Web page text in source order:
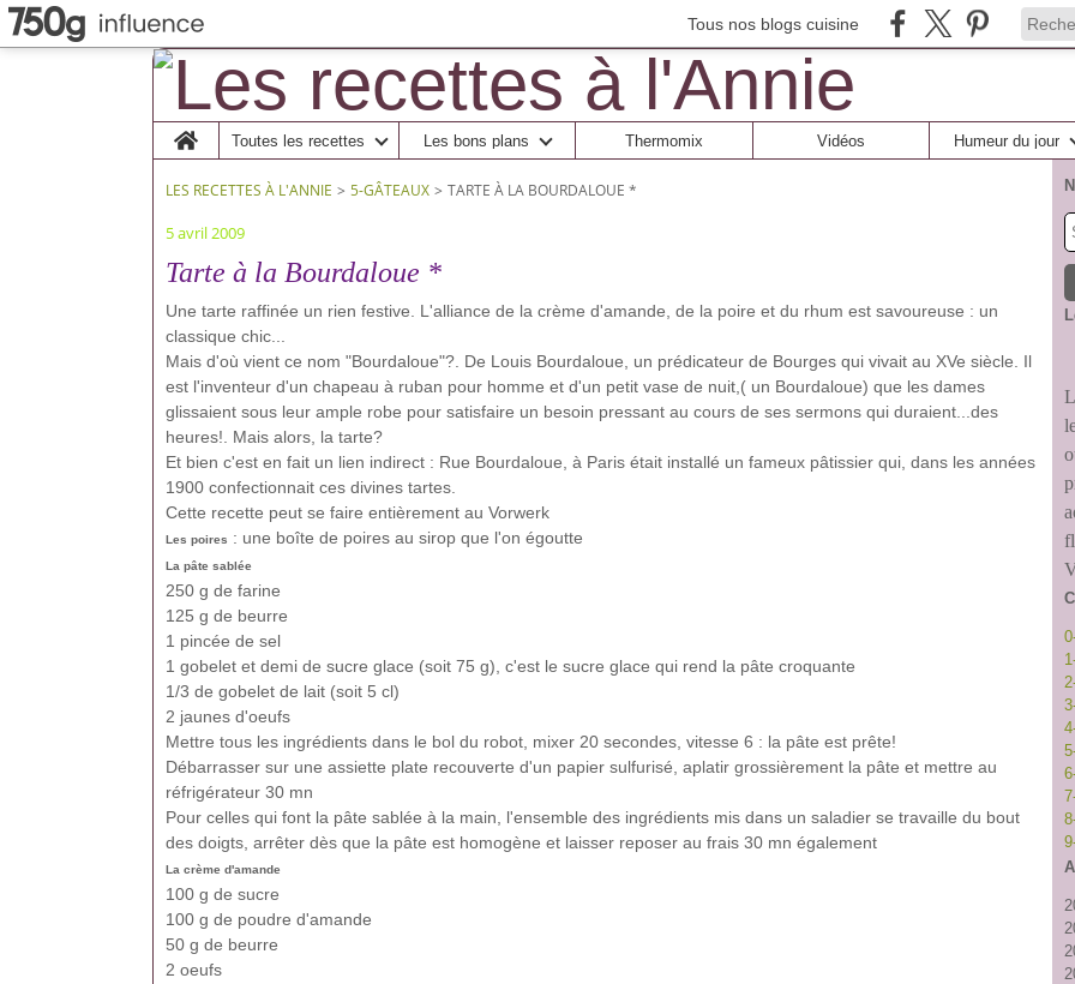
Tous nos blogs cuisine
Home
Toutes les recettes Les bons plans Thermomix Vidéos Humeur du jour
LES RECETTES À L'ANNIE > 5-GÂTEAUX > TARTE À LA BOURDALOUE *
5 avril 2009
Tarte à la Bourdaloue *
Une tarte raffinée un rien festive. L'alliance de la crème d'amande, de la poire et du rhum est savoureuse : un
classique chic...
Mais d'où vient ce nom "Bourdaloue"?. De Louis Bourdaloue, un prédicateur de Bourges qui vivait au XVe siècle. Il
est l'inventeur d'un chapeau à ruban pour homme et d'un petit vase de nuit,( un Bourdaloue) que les dames
glissaient sous leur ample robe pour satisfaire un besoin pressant au cours de ses sermons qui duraient...des
heures!. Mais alors, la tarte?
Et bien c'est en fait un lien indirect : Rue Bourdaloue, à Paris était installé un fameux pâtissier qui, dans les années
1900 confectionnait ces divines tartes.
Cette recette peut se faire entièrement au Vorwerk
Les poires : une boîte de poires au sirop que l'on égoutte
La pâte sablée
250 g de farine
125 g de beurre
1 pincée de sel
1 gobelet et demi de sucre glace (soit 75 g), c'est le sucre glace qui rend la pâte croquante
1/3 de gobelet de lait (soit 5 cl)
2 jaunes d'oeufs
Mettre tous les ingrédients dans le bol du robot, mixer 20 secondes, vitesse 6 : la pâte est prête!
Débarrasser sur une assiette plate recouverte d'un papier sulfurisé, aplatir grossièrement la pâte et mettre au
réfrigérateur 30 mn
Pour celles qui font la pâte sablée à la main, l'ensemble des ingrédients mis dans un saladier se travaille du bout
des doigts, arrêter dès que la pâte est homogène et laisser reposer au frais 30 mn également
La crème d'amande
100 g de sucre
100 g de poudre d'amande
50 g de beurre
2 oeufs